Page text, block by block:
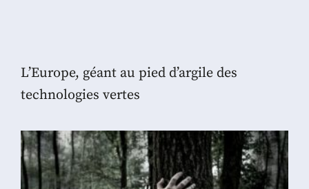
L’Europe, géant au pied d’argile des
technologies vertes